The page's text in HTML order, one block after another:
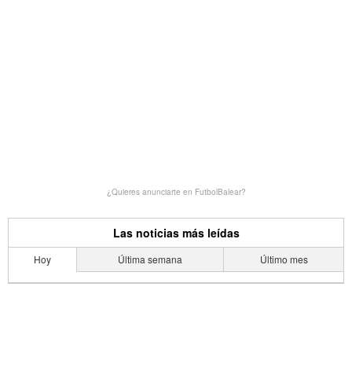
¿Quieres anunciarte en FutbolBalear?
Las noticias más leídas
Hoy Última semana Último mes